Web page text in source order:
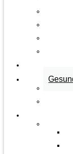
9,50
IN DEN